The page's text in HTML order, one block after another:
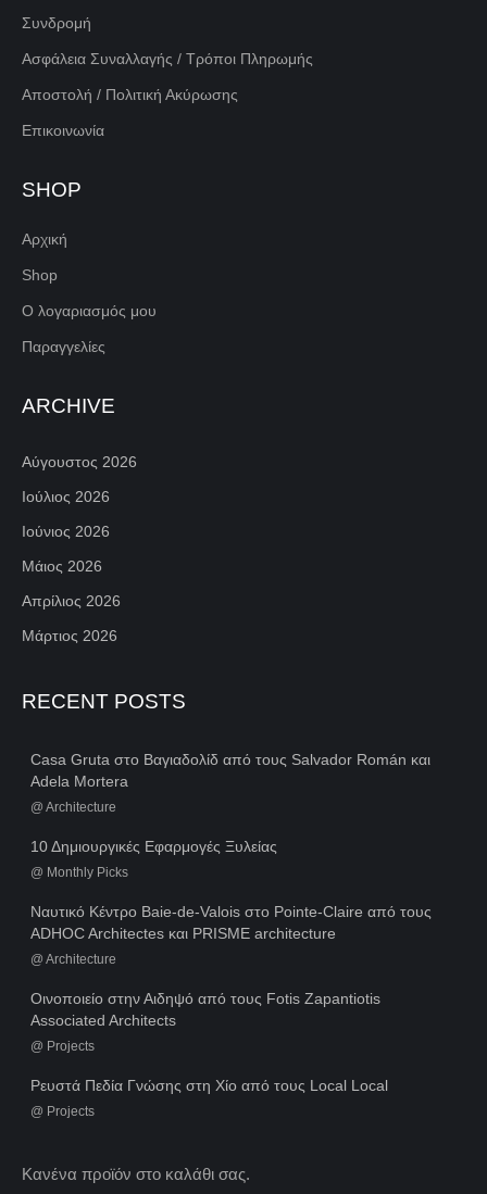
Συνδρομή
Ασφάλεια Συναλλαγής / Τρόποι Πληρωμής
Αποστολή / Πολιτική Ακύρωσης
Επικοινωνία
SHOP
Αρχική
Shop
Ο λογαριασμός μου
Παραγγελίες
ARCHIVE
Αύγουστος 2026
Ιούλιος 2026
Ιούνιος 2026
Μάιος 2026
Απρίλιος 2026
Μάρτιος 2026
RECENT POSTS
Casa Gruta στο Βαγιαδολίδ από τους Salvador Román και
Adela Mortera
@ Architecture
10 Δημιουργικές Εφαρμογές Ξυλείας
@ Monthly Picks
Ναυτικό Κέντρο Baie-de-Valois στο Pointe-Claire από τους
ADHOC Architectes και PRISME architecture
@ Architecture
Οινοποιείο στην Αιδηψό από τους Fotis Zapantiotis
Associated Architects
@ Projects
Ρευστά Πεδία Γνώσης στη Χίο από τους Local Local
@ Projects
Κανένα προϊόν στο καλάθι σας.